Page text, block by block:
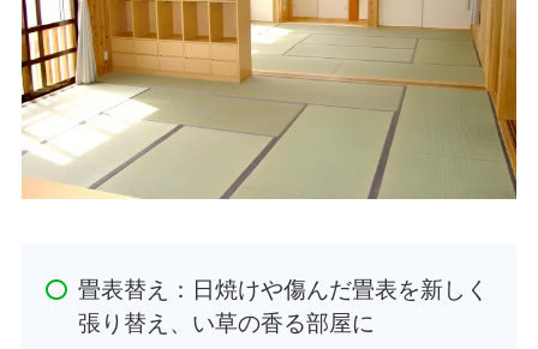
畳表替え：日焼けや傷んだ畳表を新しく
張り替え、い草の香る部屋に